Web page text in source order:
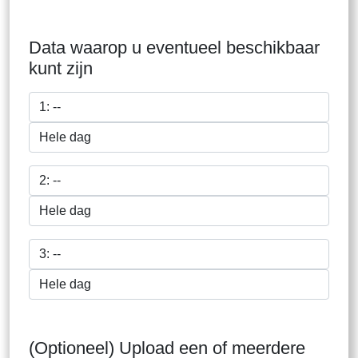
Data waarop u eventueel beschikbaar
kunt zijn
(Optioneel) Upload een of meerdere